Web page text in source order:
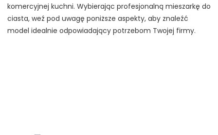
komercyjnej kuchni. Wybierając profesjonalną mieszarkę do
ciasta, weź pod uwagę poniższe aspekty, aby znaleźć
model idealnie odpowiadający potrzebom Twojej firmy.